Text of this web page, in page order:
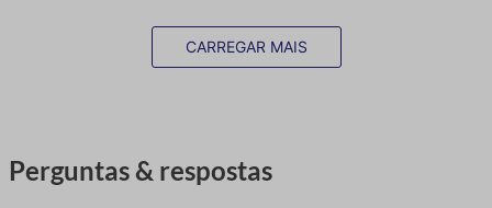
CARREGAR MAIS
Perguntas & respostas